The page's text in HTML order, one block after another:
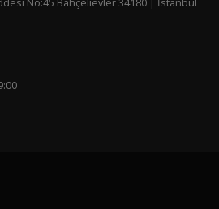
No:45 Bahçelievler 34180 | İstanbul